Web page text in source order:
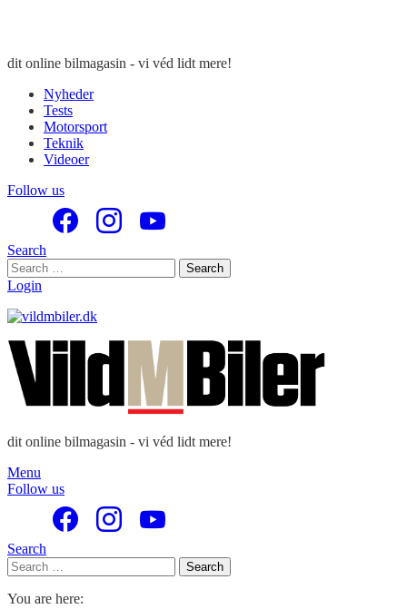
dit online bilmagasin - vi véd lidt mere!
Nyheder
Tests
Motorsport
Teknik
Videoer
Follow us
Search
Search
for:
Search
Login
dit online bilmagasin - vi véd lidt mere!
Menu
Follow us
Search
Search
for:
Search
You are here: